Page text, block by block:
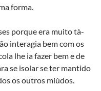
forma.
porque era muito tà­
interagia bem com os
lhe ia fazer bem e de
se isolar se ter mantido
os outros miúdos.